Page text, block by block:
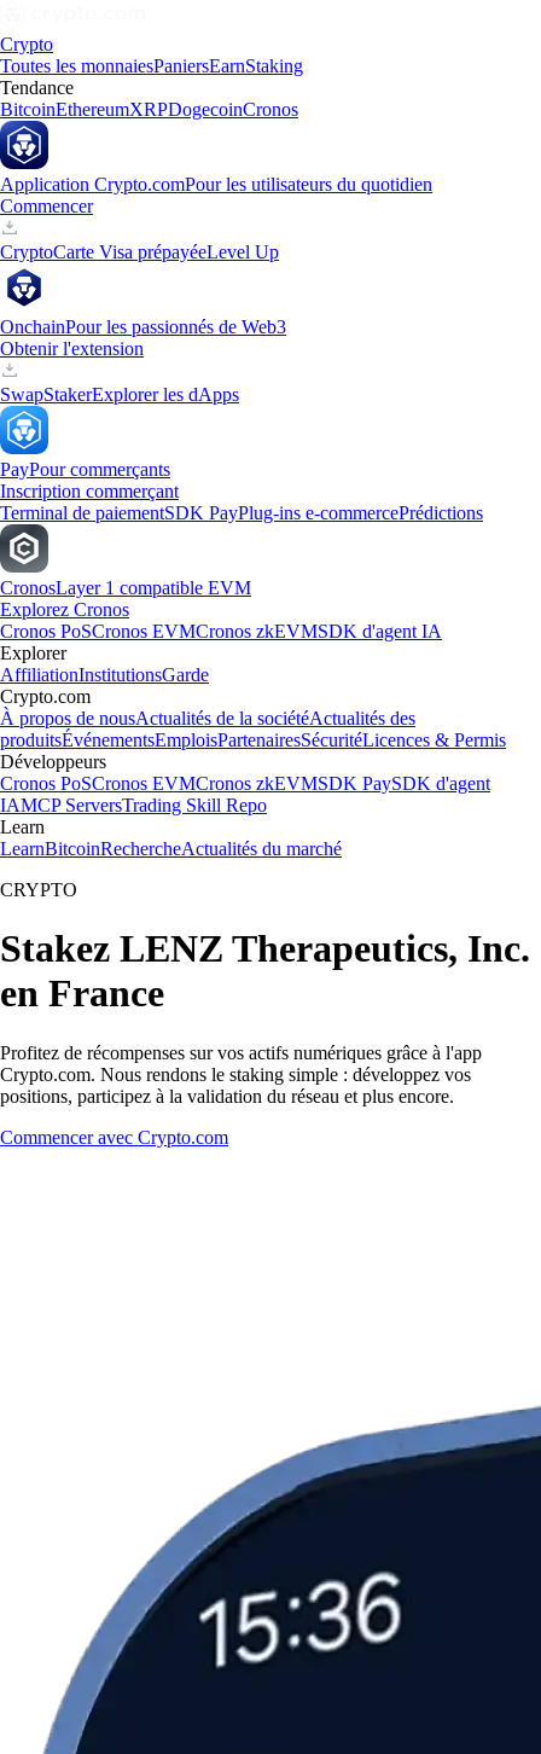
Crypto
Toutes les monnaiesPaniersEarnStaking
Tendance
BitcoinEthereumXRPDogecoinCronos
Application Crypto.comPour les utilisateurs du quotidien
Commencer
CryptoCarte Visa prépayéeLevel Up
OnchainPour les passionnés de Web3
Obtenir l'extension
SwapStakerExplorer les dApps
PayPour commerçants
Inscription commerçant
Terminal de paiementSDK PayPlug-ins e-commercePrédictions
CronosLayer 1 compatible EVM
Explorez Cronos
Cronos PoSCronos EVMCronos zkEVMSDK d'agent IA
Explorer
AffiliationInstitutionsGarde
Crypto.com
À propos de nousActualités de la sociétéActualités des
produitsÉvénementsEmploisPartenairesSécuritéLicences & Permis
Développeurs
Cronos PoSCronos EVMCronos zkEVMSDK PaySDK d'agent
IAMCP ServersTrading Skill Repo
Learn
LearnBitcoinRechercheActualités du marché
CRYPTO
Stakez LENZ Therapeutics, Inc.
en France
Profitez de récompenses sur vos actifs numériques grâce à l'app
Crypto.com. Nous rendons le staking simple : développez vos
positions, participez à la validation du réseau et plus encore.
Commencer avec Crypto.com